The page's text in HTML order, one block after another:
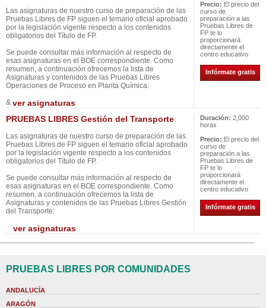
Las asignaturas de nuestro curso de preparación de las
Pruebas Libres de FP siguen el temario oficial aprobado
por la legislación vigente respecto a los contenidos
obligatorios del Título de FP.
Se puede consultar más información al respecto de
esas asignaturas en el BOE correspondiente. Como
resumen, a continuación ofrecemos la lista de
Asignaturas y contenidos de las Pruebas Libres
Operaciones de Proceso en Planta Química:
& ver asignaturas
Precio: El precio del
curso de
preparación a las
Pruebas Libres de
FP te lo
proporcionará
directamente el
centro educativo
Infórmate gratis
PRUEBAS LIBRES Gestión del Transporte
Las asignaturas de nuestro curso de preparación de las
Pruebas Libres de FP siguen el temario oficial aprobado
por la legislación vigente respecto a los contenidos
obligatorios del Título de FP.
Se puede consultar más información al respecto de
esas asignaturas en el BOE correspondiente. Como
resumen, a continuación ofrecemos la lista de
Asignaturas y contenidos de las Pruebas Libres Gestión
del Transporte:
ver asignaturas
Duración: 2,000
horas
Precio: El precio del
curso de
preparación a las
Pruebas Libres de
FP te lo
proporcionará
directamente el
centro educativo
Infórmate gratis
PRUEBAS LIBRES POR COMUNIDADES
ANDALUCÍA
ARAGÓN